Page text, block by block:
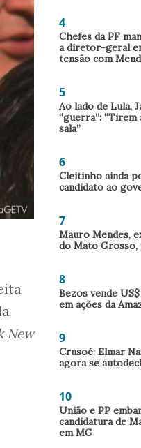
New
4
Chefes da PF
a diretor-geral
tensão com
5
Ao lado de Lula,
“guerra”: “Tirem
sala”
6
Cleitinho ainda
candidato ao
7
Mauro Mendes,
do Mato Grosso,
8
Bezos vende
em ações da
9
Crusoé: Elmar
agora se
10
União e PP
candidatura de
em MG